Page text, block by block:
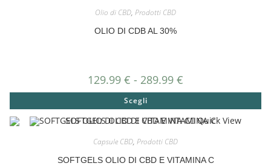
Olio di CBD, Prodotti CBD
OLIO DI CDB AL 30%
129.99 € - 289.99 €
Scegli
Quick View
Capsule CBD, Prodotti CBD
SOFTGELS OLIO DI CBD E VITAMINA C